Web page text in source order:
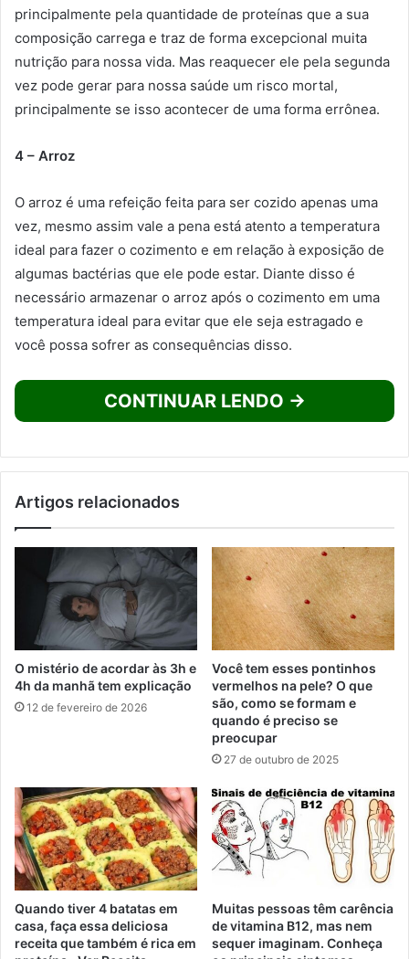
principalmente pela quantidade de proteínas que a sua
composição carrega e traz de forma excepcional muita
nutrição para nossa vida. Mas reaquecer ele pela segunda
vez pode gerar para nossa saúde um risco mortal,
principalmente se isso acontecer de uma forma errônea.
4 – Arroz
O arroz é uma refeição feita para ser cozido apenas uma
vez, mesmo assim vale a pena está atento a temperatura
ideal para fazer o cozimento e em relação à exposição de
algumas bactérias que ele pode estar. Diante disso é
necessário armazenar o arroz após o cozimento em uma
temperatura ideal para evitar que ele seja estragado e
você possa sofrer as consequências disso.
CONTINUAR LENDO →
Artigos relacionados
O mistério de acordar às 3h e
4h da manhã tem explicação
12 de fevereiro de 2026
Você tem esses pontinhos
vermelhos na pele? O que
são, como se formam e
quando é preciso se
preocupar
27 de outubro de 2025
Quando tiver 4 batatas em
casa, faça essa deliciosa
receita que também é rica em
Muitas pessoas têm carência
de vitamina B12, mas nem
sequer imaginam. Conheça